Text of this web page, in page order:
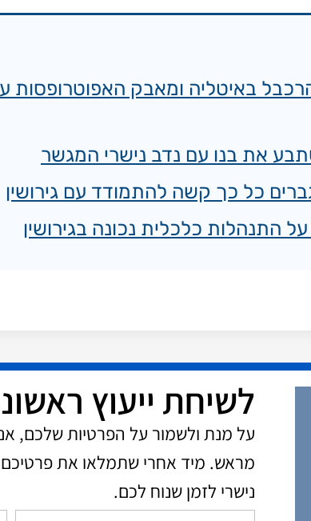
פרק 6: תאונת הרכבל באיטליה ומאבק
לשיחת ייעוץ
על מנת ולשמור על הפרטיות שלכם,
מראש. מיד אחרי שתמלאו את
נישרי לזמן שנוח לכם.​